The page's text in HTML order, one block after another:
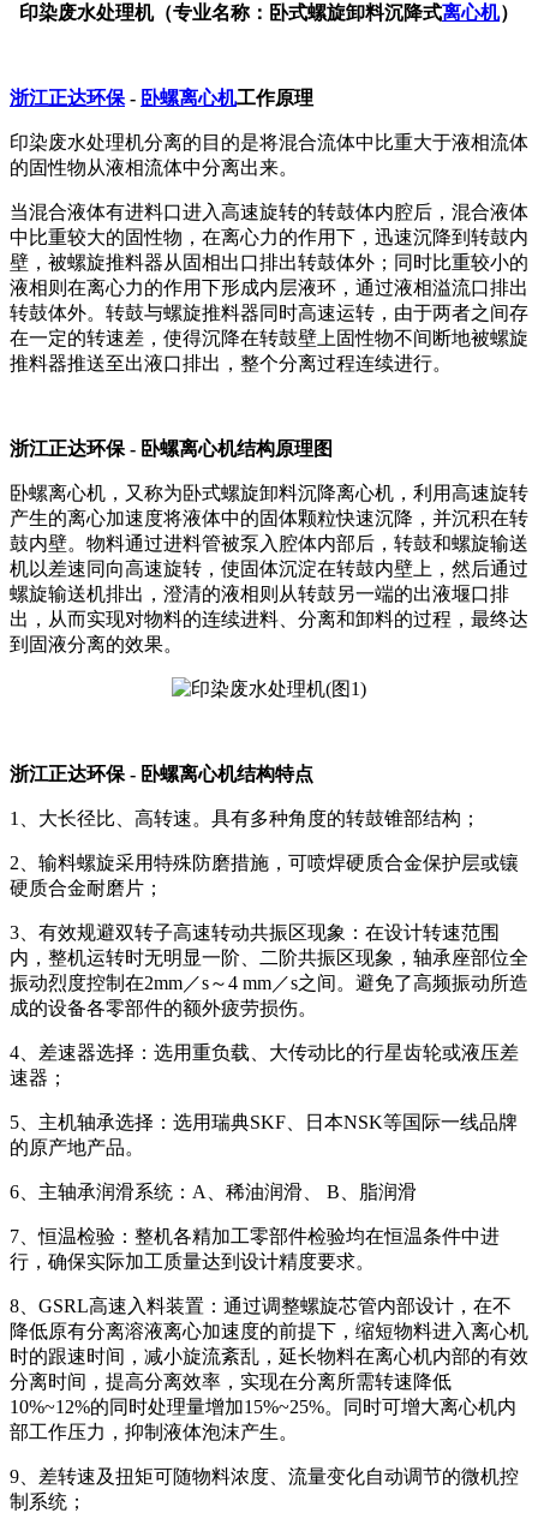
印染废水处理机（专业名称：卧式螺旋卸料沉降式离心机）
浙江正达环保 - 卧螺离心机工作原理
印染废水处理机分离的目的是将混合流体中比重大于液相流体
的固性物从液相流体中分离出来。
当混合液体有进料口进入高速旋转的转鼓体内腔后，混合液体
中比重较大的固性物，在离心力的作用下，迅速沉降到转鼓内
壁，被螺旋推料器从固相出口排出转鼓体外；同时比重较小的
液相则在离心力的作用下形成内层液环，通过液相溢流口排出
转鼓体外。转鼓与螺旋推料器同时高速运转，由于两者之间存
在一定的转速差，使得沉降在转鼓壁上固性物不间断地被螺旋
推料器推送至出液口排出，整个分离过程连续进行。
浙江正达环保 - 卧螺离心机结构原理图
卧螺离心机，又称为卧式螺旋卸料沉降离心机，利用高速旋转
产生的离心加速度将液体中的固体颗粒快速沉降，并沉积在转
鼓内壁。物料通过进料管被泵入腔体内部后，转鼓和螺旋输送
机以差速同向高速旋转，使固体沉淀在转鼓内壁上，然后通过
螺旋输送机排出，澄清的液相则从转鼓另一端的出液堰口排
出，从而实现对物料的连续进料、分离和卸料的过程，最终达
到固液分离的效果。
浙江正达环保 - 卧螺离心机结构特点
1、大长径比、高转速。具有多种角度的转鼓锥部结构；
2、输料螺旋采用特殊防磨措施，可喷焊硬质合金保护层或镶
硬质合金耐磨片；
3、有效规避双转子高速转动共振区现象：在设计转速范围
内，整机运转时无明显一阶、二阶共振区现象，轴承座部位全
振动烈度控制在2mm／s～4 mm／s之间。避免了高频振动所造
成的设备各零部件的额外疲劳损伤。
4、差速器选择：选用重负载、大传动比的行星齿轮或液压差
速器；
5、主机轴承选择：选用瑞典SKF、日本NSK等国际一线品牌
的原产地产品。
6、主轴承润滑系统：A、稀油润滑、 B、脂润滑
7、恒温检验：整机各精加工零部件检验均在恒温条件中进
行，确保实际加工质量达到设计精度要求。
8、GSRL高速入料装置：通过调整螺旋芯管内部设计，在不
降低原有分离溶液离心加速度的前提下，缩短物料进入离心机
时的跟速时间，减小旋流紊乱，延长物料在离心机内部的有效
分离时间，提高分离效率，实现在分离所需转速降低
10%~12%的同时处理量增加15%~25%。同时可增大离心机内
部工作压力，抑制液体泡沫产生。
9、差转速及扭矩可随物料浓度、流量变化自动调节的微机控
制系统；